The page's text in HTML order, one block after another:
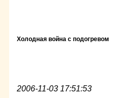
Холодная война с подогревом
2006-11-03 17:51:53